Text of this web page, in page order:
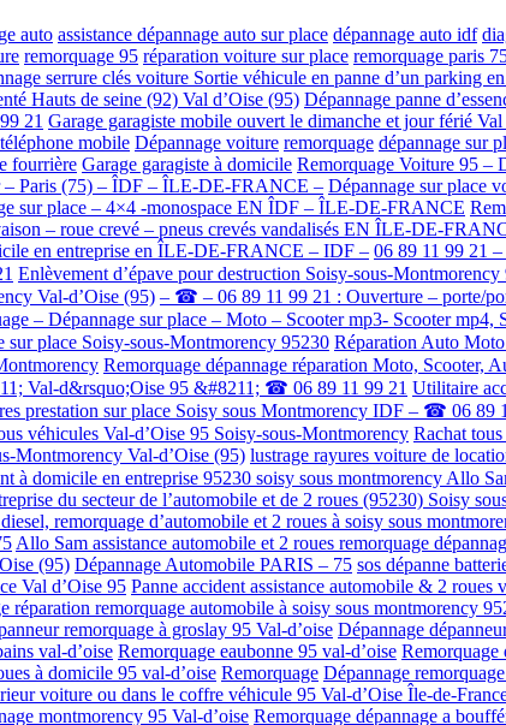
auto assistance dépannage auto sur place dépannage auto idf
remorquage 95 réparation voiture sur place remorquage paris
serrure clés voiture Sortie véhicule en panne d’un parking
Hauts de seine (92) Val d’Oise (95) Dépannage panne
21 Garage garagiste mobile ouvert le dimanche et jour férié Val
mobile Dépannage voiture remorquage dépannage sur
fourrière Garage garagiste à domicile Remorquage Voiture 95 –
– Paris (75) – ÎDF – ÎLE-DE-FRANCE – Dépannage sur place
sur place – 4×4 -monospace EN ÎDF – ÎLE-DE-FRANCE
– roue crevé – pneus crevés vandalisés EN ÎLE-DE-
en entreprise en ÎLE-DE-FRANCE – IDF – 06 89 11 99 21
Enlèvement d’épave pour destruction Soisy-sous-Montmorency
Val-d’Oise (95) – ☎ – 06 89 11 99 21 : Ouverture – porte/
– Dépannage sur place – Moto – Scooter mp3- Scooter mp4,
place Soisy-sous-Montmorency 95230 Réparation Auto
Remorquage dépannage réparation Moto, Scooter,
Val-d&rsquo;Oise 95 &#8211; ☎ 06 89 11 99 21 Utilitaire
prestation sur place Soisy sous Montmorency IDF – ☎ 06 89
véhicules Val-d’Oise 95 Soisy-sous-Montmorency Rachat
Montmorency Val-d’Oise (95) lustrage rayures voiture de
à domicile en entreprise 95230 soisy sous montmorency Allo
du secteur de l’automobile et de 2 roues (95230) Soisy
remorquage d’automobile et 2 roues à soisy sous
Allo Sam assistance automobile et 2 roues remorquage
(95) Dépannage Automobile PARIS – 75 sos dépanne
Val d’Oise 95 Panne accident assistance automobile & 2 roues
réparation remorquage automobile à soisy sous montmorency
remorquage à groslay 95 Val-d’oise Dépannage
val-d’oise Remorquage eaubonne 95 val-d’oise Remorquage
à domicile 95 val-d’oise Remorquage Dépannage
voiture ou dans le coffre véhicule 95 Val-d’Oise Île-de-
montmorency 95 Val-d’oise Remorquage dépannage a